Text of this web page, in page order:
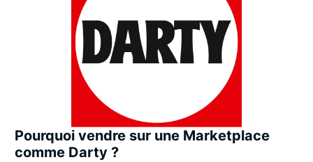
Pourquoi vendre sur une Marketplace
comme Darty ?